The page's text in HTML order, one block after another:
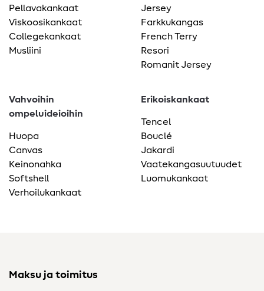
Pellavakankaat
Viskoosikankaat
Collegekankaat
Musliini
Jersey
Farkkukangas
French Terry
Resori
Romanit Jersey
Vahvoihin
ompeluideioihin
Huopa
Canvas
Keinonahka
Softshell
Verhoilukankaat
Erikoiskankaat
Tencel
Bouclé
Jakardi
Vaatekangasuutuudet
Luomukankaat
Maksu ja toimitus